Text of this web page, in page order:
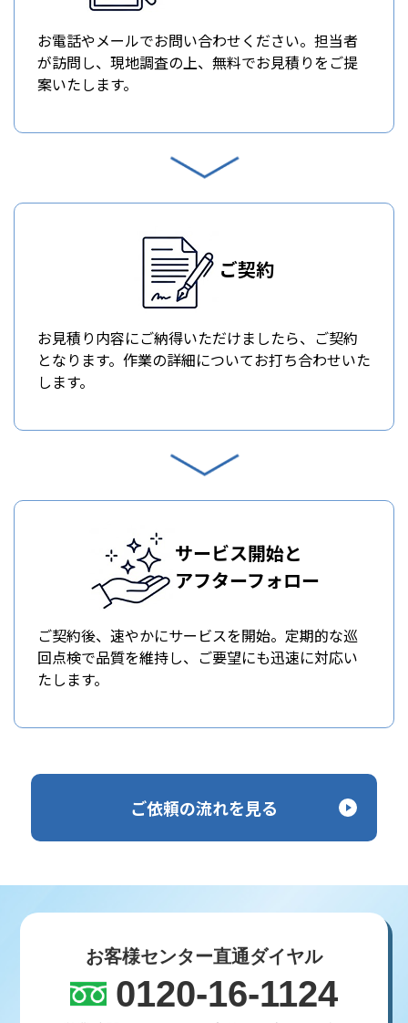
お電話やメールでお問い合わせください。担当者
が訪問し、現地調査の上、無料でお見積りをご提
案いたします。
ご契約
お見積り内容にご納得いただけましたら、ご契約
となります。作業の詳細についてお打ち合わせいた
します。
サービス開始と
アフターフォロー
ご契約後、速やかにサービスを開始。定期的な巡
回点検で品質を維持し、ご要望にも迅速に対応い
たします。
ご依頼の流れを見る
お客様センター直通ダイヤル
0120-16-1124